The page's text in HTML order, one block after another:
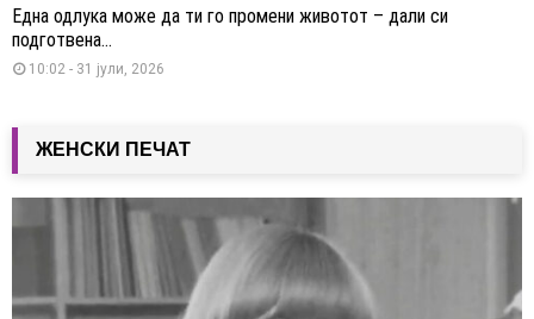
Една одлука може да ти го промени животот – дали си
подготвена...
10:02 - 31 јули, 2026
ЖЕНСКИ ПЕЧАТ